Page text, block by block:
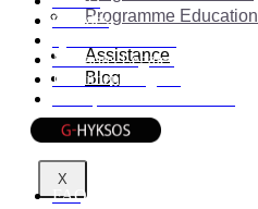
Programme Education
Assistance
Blog
X
Cookies
Mentions Légales
Documents légaux
FAQ